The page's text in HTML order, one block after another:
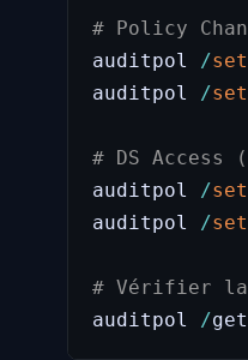
# Policy
auditpol
/set
auditpol
/set
# DS Access
auditpol
/set
auditpol
/set
# Vérifier la
auditpol
/get